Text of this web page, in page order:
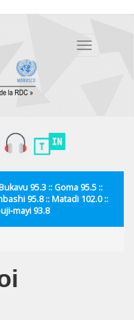
Toggle
95.3 :: Goma 95.5 ::
95.8 :: Matadi 102.0 ::
mayi 93.8